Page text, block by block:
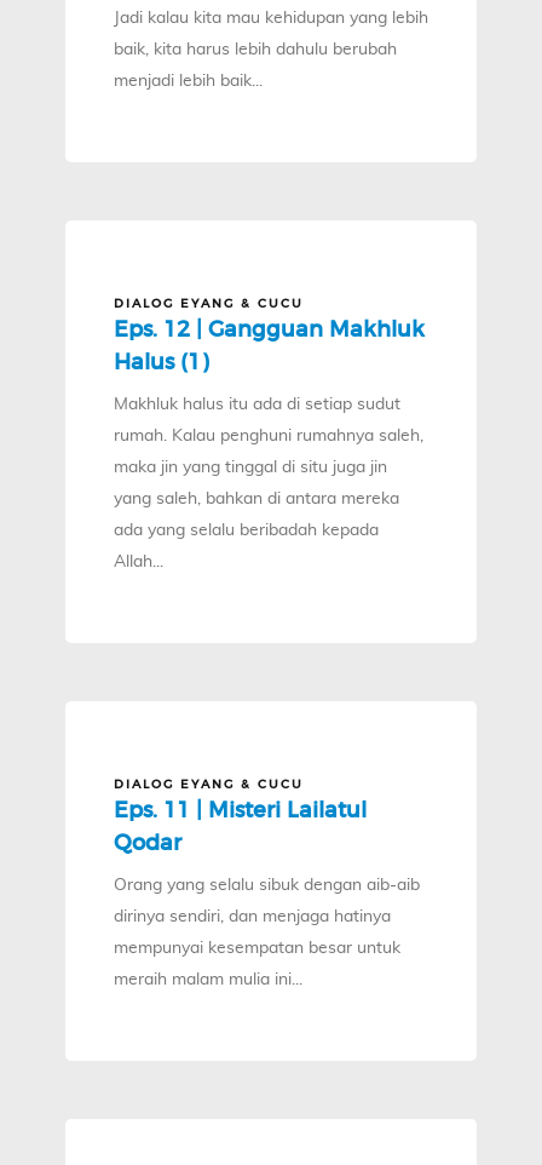
Jadi kalau kita mau kehidupan yang lebih
baik, kita harus lebih dahulu berubah
menjadi lebih baik...
DIALOG EYANG & CUCU
Eps. 12 | Gangguan Makhluk
Halus (1)
Makhluk halus itu ada di setiap sudut
rumah. Kalau penghuni rumahnya saleh,
maka jin yang tinggal di situ juga jin
yang saleh, bahkan di antara mereka
ada yang selalu beribadah kepada
Allah...
DIALOG EYANG & CUCU
Eps. 11 | Misteri Lailatul
Qodar
Orang yang selalu sibuk dengan aib-aib
dirinya sendiri, dan menjaga hatinya
mempunyai kesempatan besar untuk
meraih malam mulia ini...